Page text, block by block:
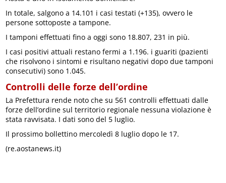
In totale, salgono a 14.101 i casi testati (+135), ovvero le
persone sottoposte a tampone.
I tamponi effettuati fino a oggi sono 18.807, 231 in più.
I casi positivi attuali restano fermi a 1.196. i guariti (pazienti
che risolvono i sintomi e risultano negativi dopo due tamponi
consecutivi) sono 1.045.
Controlli delle forze dell’ordine
La Prefettura rende noto che su 561 controlli effettuati dalle
forze dell’ordine sul territorio regionale nessuna violazione è
stata ravvisata. I dati sono del 5 luglio.
Il prossimo bollettino mercoledì 8 luglio dopo le 17.
(re.aostanews.it)